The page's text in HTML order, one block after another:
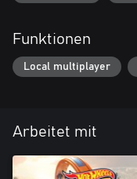
Funktionen
Local multiplayer
Arbeitet mit